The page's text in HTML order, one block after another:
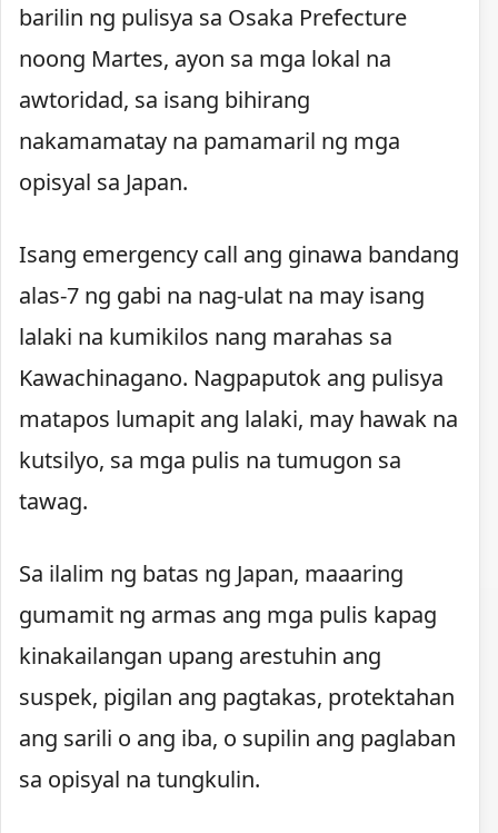
barilin ng pulisya sa Osaka Prefecture
noong Martes, ayon sa mga lokal na
awtoridad, sa isang bihirang
nakamamatay na pamamaril ng mga
opisyal sa Japan.
Isang emergency call ang ginawa bandang
alas-7 ng gabi na nag-ulat na may isang
lalaki na kumikilos nang marahas sa
Kawachinagano. Nagpaputok ang pulisya
matapos lumapit ang lalaki, may hawak na
kutsilyo, sa mga pulis na tumugon sa
tawag.
Sa ilalim ng batas ng Japan, maaaring
gumamit ng armas ang mga pulis kapag
kinakailangan upang arestuhin ang
suspek, pigilan ang pagtakas, protektahan
ang sarili o ang iba, o supilin ang paglaban
sa opisyal na tungkulin.